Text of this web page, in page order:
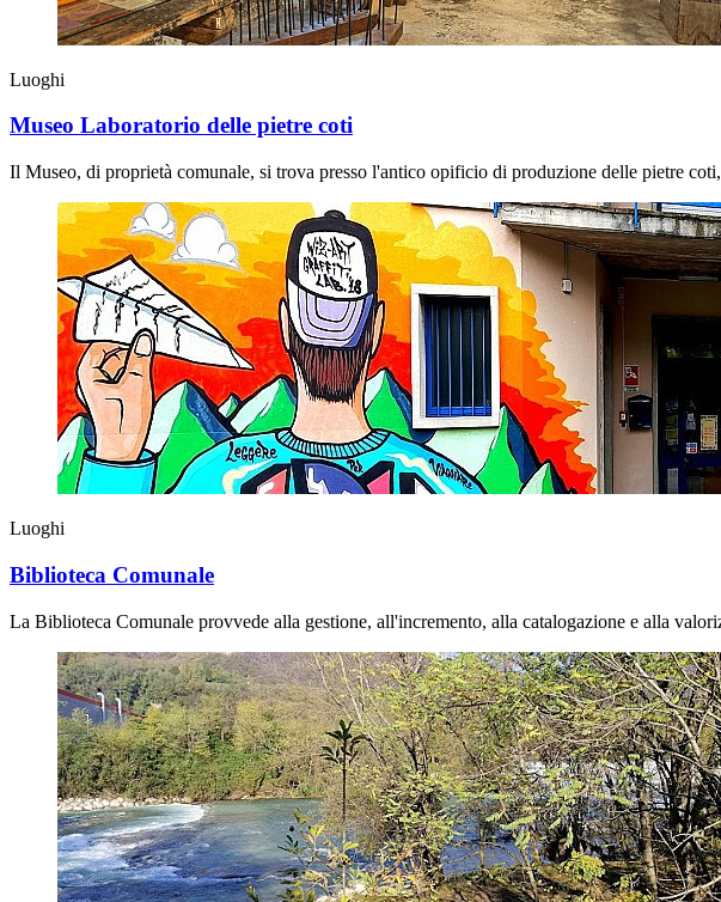
Luoghi
Museo Laboratorio delle pietre coti
Il Museo, di proprietà comunale, si trova presso l'antico opificio di produzione delle pietre
Luoghi
Biblioteca Comunale
La Biblioteca Comunale provvede alla gestione, all'incremento, alla catalogazione e alla